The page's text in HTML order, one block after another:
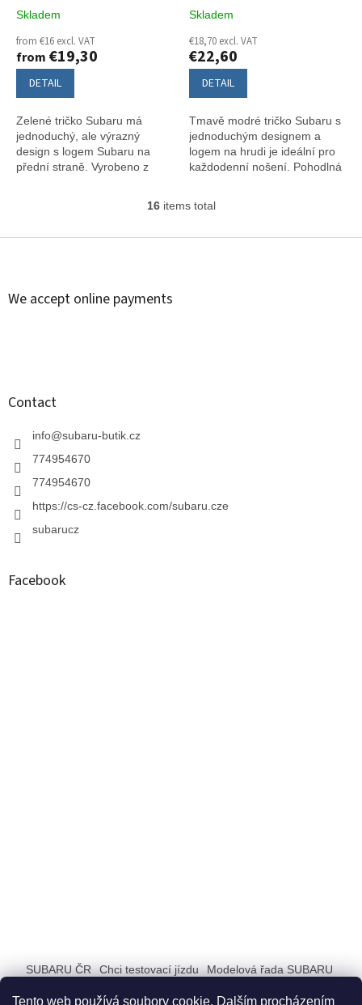
Tento web používá soubory cookie. Dalším procházením
Skladem
from €16 excl. VAT
from €19,30
DETAIL
Zelené tričko Subaru má
jednoduchý, ale výrazný
design s logem Subaru na
přední straně. Vyrobeno z
Skladem
€18,70 excl. VAT
€22,60
DETAIL
Tmavě modré tričko Subaru s
jednoduchým designem a
logem na hrudi je ideální pro
každodenní nošení. Pohodlná
L
s
16items total
F
We accept online payments
Contact
info@subaru-butik.cz
774954670
774954670
https://cs-cz.facebook.com/subaru.cze
subarucz
Facebook
SUBARU ČR Chci testovací jízdu
Modelová řada SUBARU